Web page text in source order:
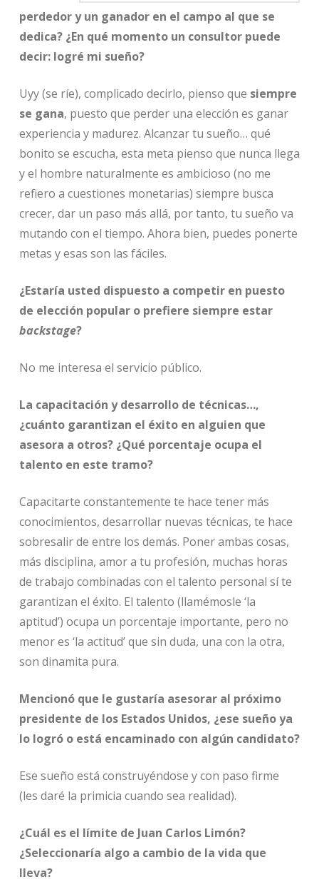
perdedor y un ganador en el campo al que se
dedica? ¿En qué momento un consultor puede
decir: logré mi sueño?
Uyy (se ríe), complicado decirlo, pienso que siempre
se gana, puesto que perder una elección es ganar
experiencia y madurez. Alcanzar tu sueño… qué
bonito se escucha, esta meta pienso que nunca llega
y el hombre naturalmente es ambicioso (no me
refiero a cuestiones monetarias) siempre busca
crecer, dar un paso más allá, por tanto, tu sueño va
mutando con el tiempo. Ahora bien, puedes ponerte
metas y esas son las fáciles.
¿Estaría usted dispuesto a competir en puesto
de elección popular o prefiere siempre estar
backstage?
No me interesa el servicio público.
La capacitación y desarrollo de técnicas…,
¿cuánto garantizan el éxito en alguien que
asesora a otros? ¿Qué porcentaje ocupa el
talento en este tramo?
Capacitarte constantemente te hace tener más
conocimientos, desarrollar nuevas técnicas, te hace
sobresalir de entre los demás. Poner ambas cosas,
más disciplina, amor a tu profesión, muchas horas
de trabajo combinadas con el talento personal sí te
garantizan el éxito. El talento (llamémosle ‘la
aptitud’) ocupa un porcentaje importante, pero no
menor es ‘la actitud’ que sin duda, una con la otra,
son dinamita pura.
Mencionó que le gustaría asesorar al próximo
presidente de los Estados Unidos, ¿ese sueño ya
lo logró o está encaminado con algún candidato?
Ese sueño está construyéndose y con paso firme
(les daré la primicia cuando sea realidad).
¿Cuál es el límite de Juan Carlos Limón?
¿Seleccionaría algo a cambio de la vida que
lleva?